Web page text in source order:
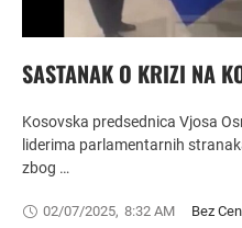
SASTANAK O KRIZI NA
Kosovska predsednica Vjosa
liderima parlamentarnih
zbog …
02/07/2025, 8:32 AM Bez